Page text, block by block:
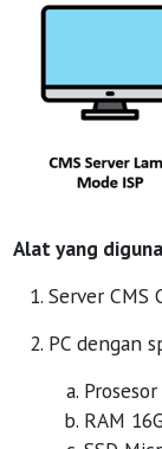
Alat yang
Server CMS
PC dengan
RAM